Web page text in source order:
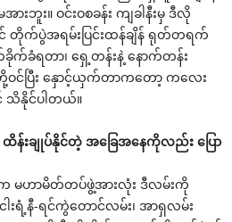
ဘူး။ ဝင်းဝစခန်း ကျခါနီးမှ ဒီလို
ခင် တိုက်ပွဲအရမ်းပြင်းထန်ချိန် ရုတ်တရက်
ခိုက်ခံရတာ၊ ရှေ့တန်းနဲ့ နောက်တန်း
ပြီး နှောင့်ယှက်တာကတော့ ကလေး
သိနိုင်ပါတယ်။
ထိန်းချုပ်နိုင်တဲ့ အခြေအနေကိုလည်း ပြော
ေက မဟာမိတ်တပ်ဖွဲ့အားလုံး ဒီလမ်းကို
ရံ့နီ-ရင်ကွဲတောင်လမ်း၊ အာရှလမ်း